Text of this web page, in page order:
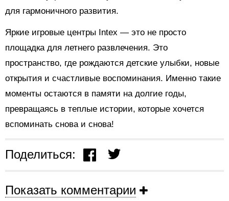
для гармоничного развития.
Яркие игровые центры Intex — это не просто
площадка для летнего развлечения. Это
пространство, где рождаются детские улыбки, новые
открытия и счастливые воспоминания. Именно такие
моменты остаются в памяти на долгие годы,
превращаясь в теплые истории, которые хочется
вспоминать снова и снова!
Поделиться:
Показать комментарии